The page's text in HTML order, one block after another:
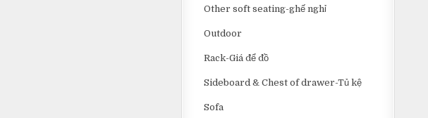
Other soft seating-ghế nghỉ
Outdoor
Rack-Giá để đồ
Sideboard & Chest of drawer-Tủ kệ
Sofa